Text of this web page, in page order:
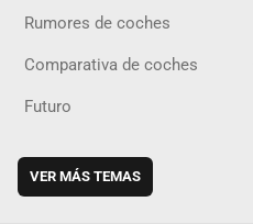
Rumores de coches
Comparativa de coches
Futuro
VER MÁS TEMAS